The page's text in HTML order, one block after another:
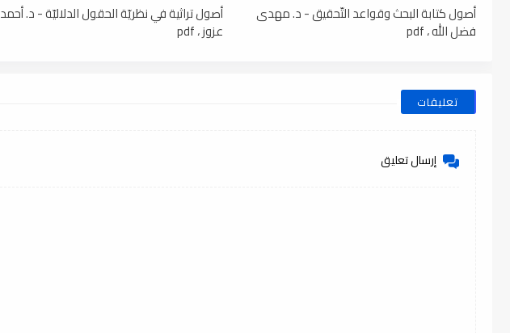
أصول كتابة البحث وقواعد التّحقيق - د. مهدى
فضل الله ، pdf
أصول تراثية في نظريّة الحقول الدلاليّة - د. أحمد
عزوز ، pdf
تعليقات
إرسال تعليق